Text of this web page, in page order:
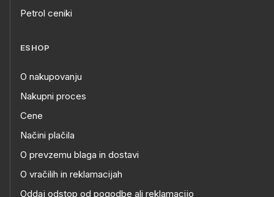
Petrol ceniki
ESHOP
O nakupovanju
Nakupni proces
Cene
Načini plačila
O prevzemu blaga in dostavi
O vračilih in reklamacijah
Oddaj odstop od pogodbe ali reklamacijo